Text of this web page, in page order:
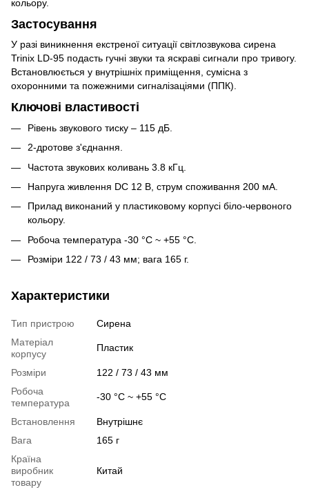
кольору.
Застосування
У разі виникнення екстреної ситуації світлозвукова сирена
Trinix LD-95 подасть гучні звуки та яскраві сигнали про тривогу.
Встановлюється у внутрішніх приміщення, сумісна з
охоронними та пожежними сигналізаціями (ППК).
Ключові властивості
Рівень звукового тиску – 115 дБ.
2-дротове з'єднання.
Частота звукових коливань 3.8 кГц.
Напруга живлення DC 12 В, струм споживання 200 мА.
Прилад виконаний у пластиковому корпусі біло-червоного
кольору.
Робоча температура -30 °C ~ +55 °C.
Розміри 122 / 73 / 43 мм; вага 165 г.
Характеристики
Тип пристрою
Сирена
Матеріал
корпусу
Пластик
Розміри
122 / 73 / 43 мм
Робоча
температура
-30 °C ~ +55 °C
Встановлення
Внутрішнє
Вага
165 г
Країна
виробник
товару
Китай